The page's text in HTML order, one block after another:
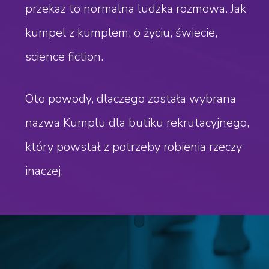
przekaz to normalna ludzka rozmowa. Jak
kumpel z kumplem, o życiu, świecie,
science fiction.
Oto powody, dlaczego została wybrana
nazwa Kumplu dla butiku rekrutacyjnego,
który powstał z potrzeby robienia rzeczy
inaczej.